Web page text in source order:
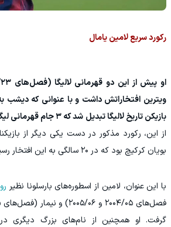
رکورد سریع لامین یامال
ویترین افتخاراتش داشت و با عنوانی که دیشب
بازیکن تاریخ لالیگا تبدیل شد که ۳ جام قهرمانی لیگ را در اختیار دارد.
از این، رکورد مذکور در دست یکی دیگر از
بویان کرکیچ بود که در ۲۰ سالگی به این افتخار رسیده بود.
با این عنوان، لامین از اسطوره‌های بارسلونا نظیر
گرفت. او همچنین از نام‌های بزرگ دیگری در